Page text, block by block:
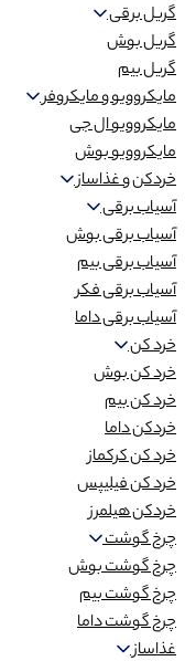
گریل برقی
گریل بوش
گریل بیم
مایکروویو و مایکروفر
مایکروویو ال جی
مایکروویو بوش
خردکن و غذاساز
آسیاب برقی
آسیاب برقی بوش
آسیاب برقی بیم
آسیاب برقی فکر
آسیاب برقی داما
خرد کن
خرد کن بوش
خرد کن بیم
خردکن داما
خرد کن کرکماز
خرد کن فیلیپس
خردکن هیلمرز
چرخ گوشت
چرخ گوشت بوش
چرخ گوشت بیم
چرخ گوشت داما
غذاساز